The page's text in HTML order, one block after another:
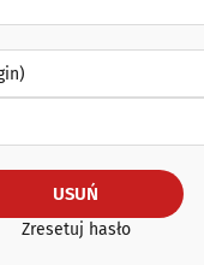
USUŃ
Zresetuj hasło